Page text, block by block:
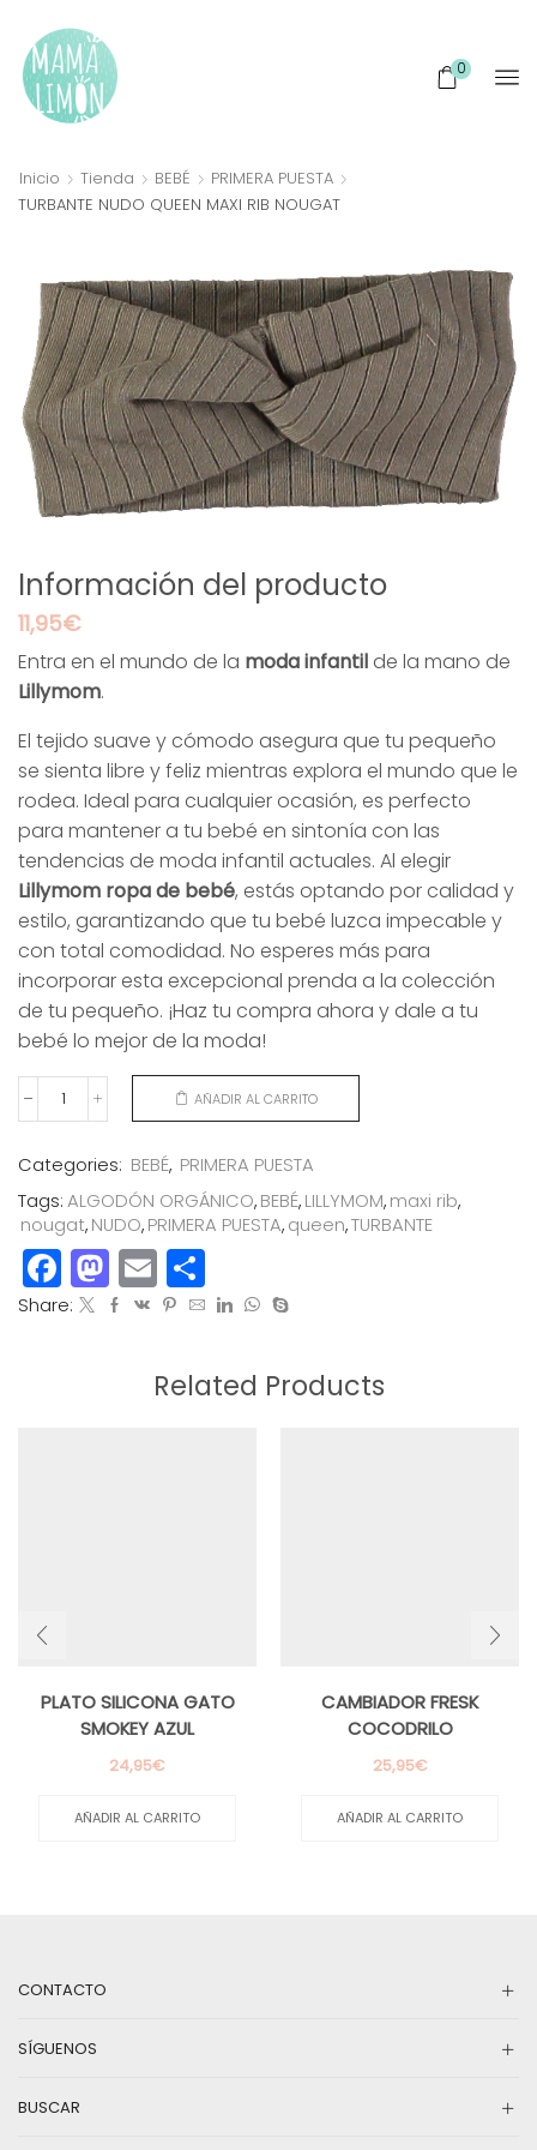
0
Inicio Tienda BEBÉ
PRIMERA PUESTA
TURBANTE NUDO QUEEN MAXI RIB NOUGAT
Información del producto
11,95€
Entra en el mundo de la moda infantil de la mano de
Lillymom.
El tejido suave y cómodo asegura que tu pequeño
se sienta libre y feliz mientras explora el mundo que le
rodea. Ideal para cualquier ocasión, es perfecto
para mantener a tu bebé en sintonía con las
tendencias de moda infantil actuales. Al elegir
Lillymom ropa de bebé, estás optando por calidad y
estilo, garantizando que tu bebé luzca impecable y
con total comodidad. No esperes más para
incorporar esta excepcional prenda a la colección
de tu pequeño. ¡Haz tu compra ahora y dale a tu
bebé lo mejor de la moda!
TURBANTE
QUEEN
MAXI
RIB
NOUGAT
cantidad
AÑADIR AL CARRITO
Categories: BEBÉ, PRIMERA PUESTA
Tags:ALGODÓN ORGÁNICO,BEBÉ,LILLYMOM,maxi rib,
nougat,NUDO,PRIMERA PUESTA,queen,TURBANTE
Facebook
Mastodon
Email
Share:
Related Products
PLATO SILICONA GATO
SMOKEY AZUL
24,95€
AÑADIR AL CARRITO
CAMBIADOR FRESK
COCODRILO
25,95€
AÑADIR AL CARRITO
CONTACTO
SÍGUENOS
BUSCAR